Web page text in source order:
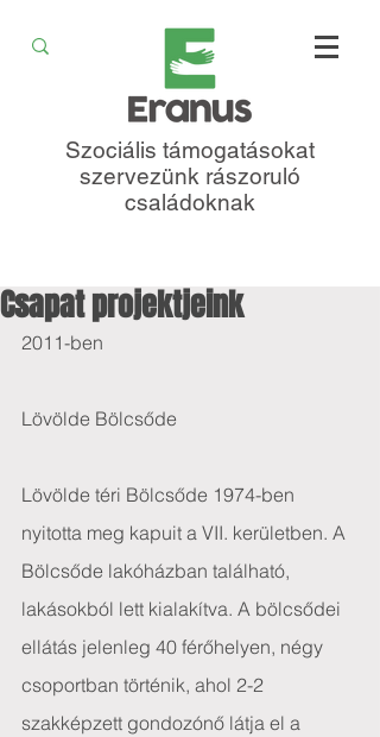
Szociális támogatásokat
szervezünk rászoruló
családoknak
Csapat projektjeink
2011-ben
Lövölde Bölcsőde
Lövölde téri Bölcsőde 1974-ben
nyitotta meg kapuit a VII. kerületben. A
Bölcsőde lakóházban található,
lakásokból lett kialakítva. A bölcsődei
ellátás jelenleg 40 férőhelyen, négy
csoportban történik, ahol 2-2
szakképzett gondozónő látja el a